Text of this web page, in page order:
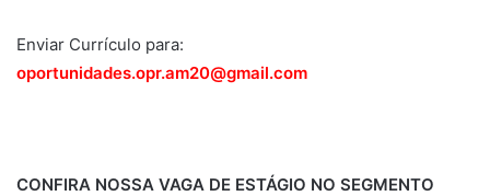
Enviar Currículo para:
oportunidades.opr.am20@gmail.com
CONFIRA NOSSA VAGA DE ESTÁGIO NO SEGMENTO